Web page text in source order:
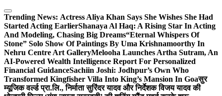
Skip
to
content
Trending News: Actress Aliya Khan Says She Wishes She Had
Started Acting EarlierShanaya Al Haq: A Rising Star In Acting
And Modeling, Chasing Big Dreams“Eternal Whispers Of
Stone” Solo Show Of Paintings By Uma Krishnamoorthy In
Nehru Centre Art GalleryMelooha Launches Artha Sutram, An
AI-Powered Wealth Intelligence Report For Personalized
Financial GuidanceSachiin Joshi: Jodhpur’s Own Who
Transformed Kingfisher Villa Into King’s Mansion In Goaसुर
म्यूजिक वर्ल्ड प्रा.लि., निर्माता सुरिंदर यादव और निर्देशक विजय यादव की